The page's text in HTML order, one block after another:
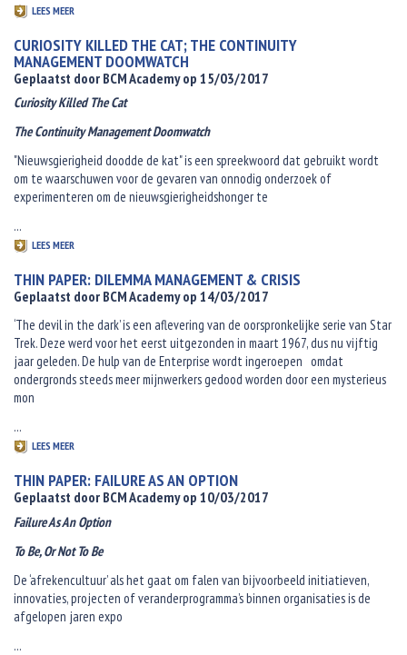
LEES MEER
CURIOSITY KILLED THE CAT; THE CONTINUITY
MANAGEMENT DOOMWATCH
Geplaatst door BCM Academy op 15/03/2017
Curiosity Killed The Cat
The Continuity Management Doomwatch
"Nieuwsgierigheid doodde de kat" is een spreekwoord dat gebruikt wordt
om te waarschuwen voor de gevaren van onnodig onderzoek of
experimenteren om de nieuwsgierigheidshonger te
...
LEES MEER
THIN PAPER: DILEMMA MANAGEMENT & CRISIS
Geplaatst door BCM Academy op 14/03/2017
‘The devil in the dark’ is een aflevering van de oorspronkelijke serie van Star
Trek. Deze werd voor het eerst uitgezonden in maart 1967, dus nu vijftig
jaar geleden. De hulp van de Enterprise wordt ingeroepen omdat
ondergronds steeds meer mijnwerkers gedood worden door een mysterieus
mon
...
LEES MEER
THIN PAPER: FAILURE AS AN OPTION
Geplaatst door BCM Academy op 10/03/2017
Failure As An Option
To Be, Or Not To Be
De ‘afrekencultuur’ als het gaat om falen van bijvoorbeeld initiatieven,
innovaties, projecten of veranderprogramma’s binnen organisaties is de
afgelopen jaren expo
...